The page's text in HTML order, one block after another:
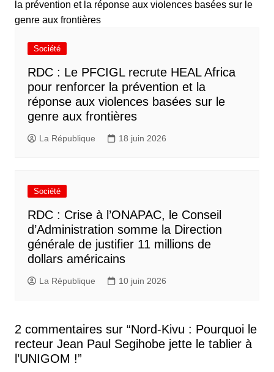
Société
RDC : Le PFCIGL recrute HEAL Africa
pour renforcer la prévention et la
réponse aux violences basées sur le
genre aux frontières
La République 18 juin 2026
Société
RDC : Crise à l’ONAPAC, le Conseil
d’Administration somme la Direction
générale de justifier 11 millions de
dollars américains
La République 10 juin 2026
2 commentaires sur “Nord-Kivu : Pourquoi le
recteur Jean Paul Segihobe jette le tablier à
l’UNIGOM !”